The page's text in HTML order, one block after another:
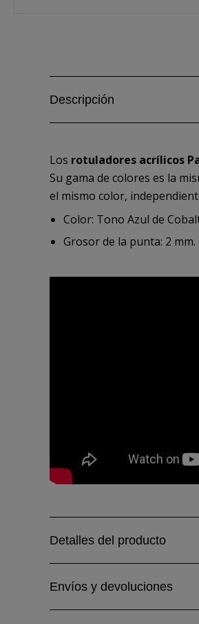
Descripción
Los rotuladores acrílicos
Su gama de colores es la
el mismo color,
Color: Tono Azul de
Grosor de la punta: 2 mm.
Detalles del producto
Envíos y devoluciones